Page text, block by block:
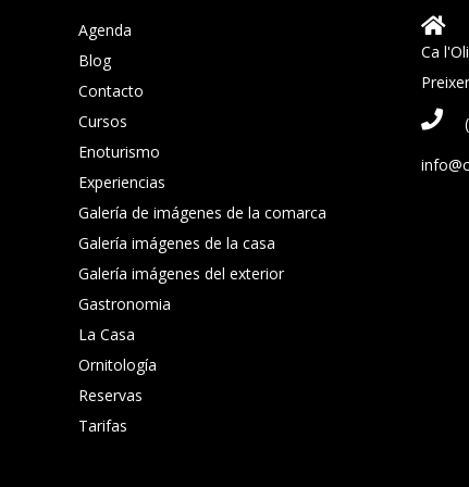
Agenda
Blog
Contacto
Cursos
Enoturismo
Experiencias
Galería de imágenes de la comarca
Galería imágenes de la casa
Galería imágenes del exterior
Gastronomia
La Casa
Ornitología
Reservas
Tarifas
Ca